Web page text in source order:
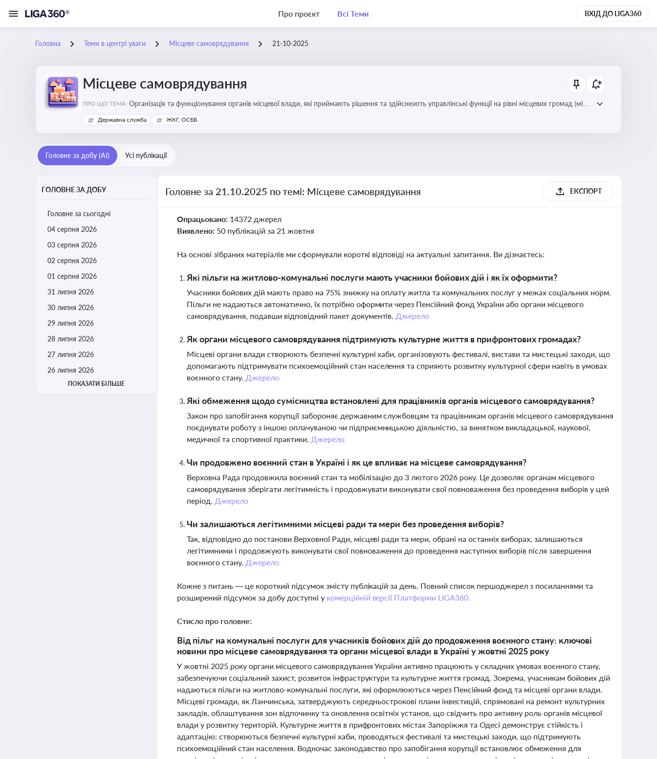
Про проєкт Всі Теми ВХІД ДО LIGA360
Головна Теми в центрі уваги Місцеве самоврядування 21-10-2025
Місцеве самоврядування
ПРО ЩО ТЕМА: Організація та функціонування органів місцевої влади, які приймають рішення та здійснюють управлінські функції на рівні місцевих громад (міст,
сіл, селищ)
Державна служба ЖКГ, ОСББ
Головне за добу (AI) Усі публікації
ГОЛОВНЕ ЗА ДОБУ
Головне за сьогодні
04 серпня 2026
03 серпня 2026
02 серпня 2026
01 серпня 2026
31 липня 2026
30 липня 2026
29 липня 2026
28 липня 2026
27 липня 2026
26 липня 2026
ПОКАЗАТИ БІЛЬШЕ
Головне за 21.10.2025 по темі: Місцеве самоврядування ЕКСПОРТ
Опрацьовано: 14372 джерел
Виявлено: 50 публікацій за 21 жовтня
На основі зібраних матеріалів ми сформували короткі відповіді на актуальні запитання. Ви дізнаєтесь:
Які пільги на житлово-комунальні послуги мають учасники бойових дій і як їх оформити?
Учасники бойових дій мають право на 75% знижку на оплату житла та комунальних послуг у межах соціальних норм.
Пільги не надаються автоматично, їх потрібно оформити через Пенсійний фонд України або органи місцевого
самоврядування, подавши відповідний пакет документів. Джерело
Як органи місцевого самоврядування підтримують культурне життя в прифронтових громадах?
Місцеві органи влади створюють безпечні культурні хаби, організовують фестивалі, вистави та мистецькі заходи, що
допомагають підтримувати психоемоційний стан населення та сприяють розвитку культурної сфери навіть в умовах
воєнного стану. Джерело
Які обмеження щодо сумісництва встановлені для працівників органів місцевого самоврядування?
Закон про запобігання корупції забороняє державним службовцям та працівникам органів місцевого самоврядування
поєднувати роботу з іншою оплачуваною чи підприємницькою діяльністю, за винятком викладацької, наукової,
медичної та спортивної практики. Джерело
Чи продовжено воєнний стан в Україні і як це впливає на місцеве самоврядування?
Верховна Рада продовжила воєнний стан та мобілізацію до 3 лютого 2026 року. Це дозволяє органам місцевого
самоврядування зберігати легітимність і продовжувати виконувати свої повноваження без проведення виборів у цей
період. Джерело
Чи залишаються легітимними місцеві ради та мери без проведення виборів?
Так, відповідно до постанови Верховної Ради, місцеві ради та мери, обрані на останніх виборах, залишаються
легітимними і продовжують виконувати свої повноваження до проведення наступних виборів після завершення
воєнного стану. Джерело
Кожне з питань — це короткий підсумок змісту публікацій за день. Повний список першоджерел з посиланнями та
розширений підсумок за добу доступні у комерційній версії Платформи LIGA360.
Стисло про головне:
Від пільг на комунальні послуги для учасників бойових дій до продовження воєнного стану: ключові
новини про місцеве самоврядування та органи місцевої влади в Україні у жовтні 2025 року
У жовтні 2025 року органи місцевого самоврядування України активно працюють у складних умовах воєнного стану,
забезпечуючи соціальний захист, розвиток інфраструктури та культурне життя громад. Зокрема, учасникам бойових дій
надаються пільги на житлово-комунальні послуги, які оформлюються через Пенсійний фонд та місцеві органи влади.
Місцеві громади, як Ланчинська, затверджують середньострокові плани інвестицій, спрямовані на ремонт культурних
закладів, облаштування зон відпочинку та оновлення освітніх установ, що свідчить про активну роль органів місцевої
влади у розвитку територій. Культурне життя в прифронтових містах Запоріжжя та Одесі демонструє стійкість і
адаптацію: створюються безпечні культурні хаби, проводяться фестивалі та мистецькі заходи, що підтримують
психоемоційний стан населення. Водночас законодавство про запобігання корупції встановлює обмеження для